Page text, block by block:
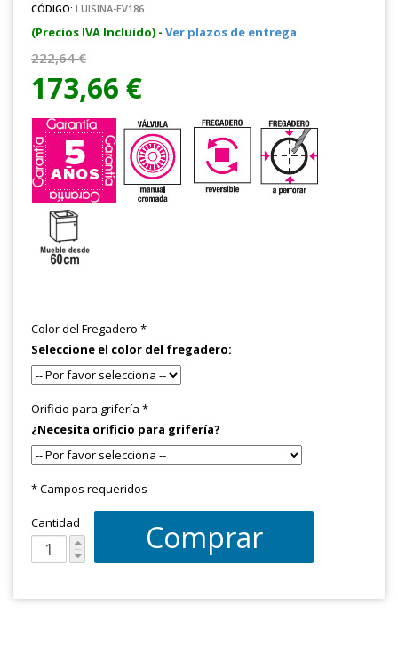
CÓDIGO: LUISINA-EV186
(Precios IVA Incluido) - Ver plazos de entrega
222,64 €
173,66 €
Color del Fregadero *
Seleccione el color del fregadero:
Orificio para grifería *
¿Necesita orificio para grifería?
* Campos requeridos
Cantidad Comprar